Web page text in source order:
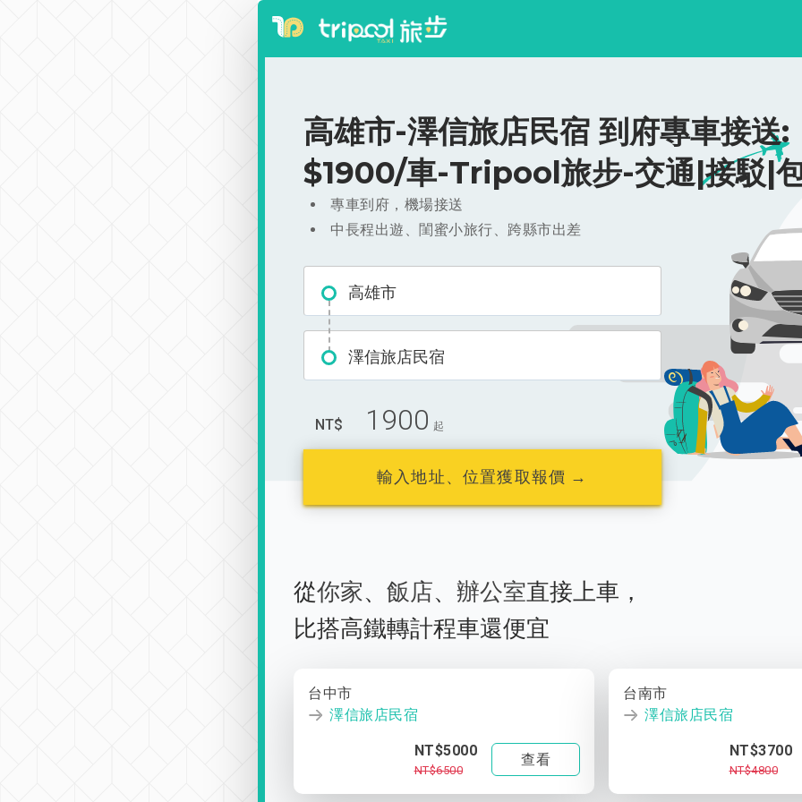
高雄市-澤信旅店民宿 到府專車接送:
$1900/車-Tripool旅步-交通|接駁|
專車到府，機場接送
中長程出遊、閨蜜小旅行、跨縣市出差
高雄市
澤信旅店民宿
NT$ 1900 起
輸入地址、位置獲取報價 →
從你家、 飯店、 辦公室直接上車，
比搭高鐵轉計程車還便宜
台中市
澤信旅店民宿
NT$5000
NT$6500
查看
台南市
澤信旅店民宿
NT$3700
NT$4800